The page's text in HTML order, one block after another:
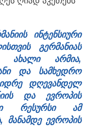
ინტენსიური
გერმანიას
ახალი არმია,
და სამხედრო
დღევანდელ
და ევროპის
რესურსი ამ
მანამდე ევროპის